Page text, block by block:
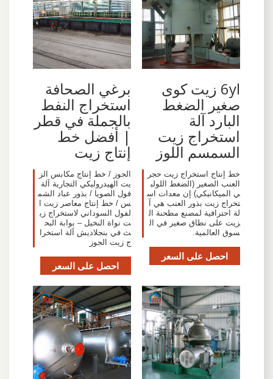
6yl زيت كوى
صغير الضغط
البارد آلة
استخراج زيت
السمسم اللوز
خط إنتاج استخراج زيت حجر
العنب الصغير (الضغط اللولب
ي الميكانيكي) إن معدات اس
تخراج زيت بذور العنب هي آ
لة احترافية لمصنع مطحنة ال
زيت على نطاق صغير في ال
سوق العالمية.
احصل على السعر
برغي الصحافة
استخراج النفط
بالجملة في قطر
| أفضل خط
إنتاج زيت
الجوز / خط إنتاج مكابس الز
يت الهيدروليكي التجارية آلة
فول الصويا / بذور عباد الشم
س / خط إنتاج معاصر زيت ا
لفول السوداني لاستخراج زي
ت نواة النخيل – بوابة البح
ث في بنجلاديش آلة استخرا
ج زيت الجوز
احصل على السعر